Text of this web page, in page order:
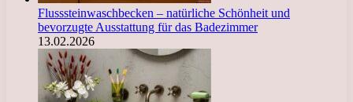
Flusssteinwaschbecken – natürliche Schönheit und
bevorzugte Ausstattung für das Badezimmer
13.02.2026